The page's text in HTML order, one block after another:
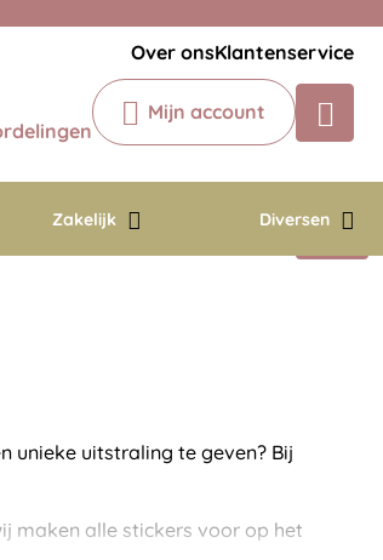
Over onsKlantenservice
Mijn account
Zakelijk Diversen
Chatbot
24/7 met onze chatbot voor
Contact
unieke uitstraling te geven? Bij
maken alle stickers voor op het